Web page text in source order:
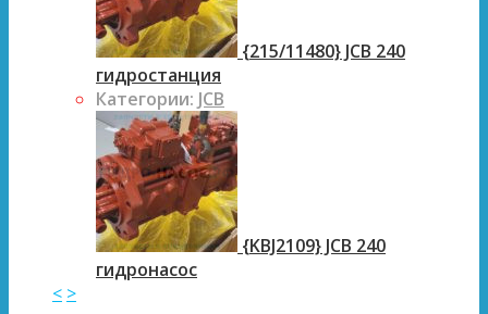
{215/11480} JCB 240
гидростанция
Категории: JCB
{KBJ2109} JCB 240
гидронасос
< >